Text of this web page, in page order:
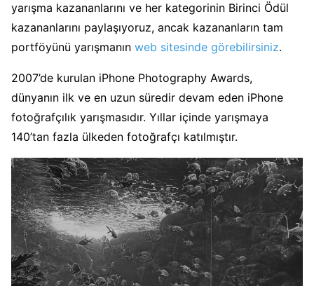
yarışma kazananlarını ve her kategorinin Birinci Ödül
kazananlarını paylaşıyoruz, ancak kazananların tam
portföyünü yarışmanın web sitesinde görebilirsiniz.
2007’de kurulan iPhone Photography Awards,
dünyanın ilk ve en uzun süredir devam eden iPhone
fotoğrafçılık yarışmasıdır. Yıllar içinde yarışmaya
140’tan fazla ülkeden fotoğrafçı katılmıştır.